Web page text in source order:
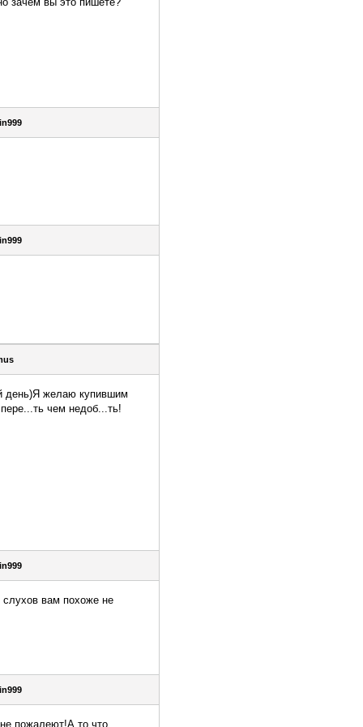
день)Я желаю купившим
чем недоб...ть!
слухов вам похоже не
пожалеют!А то что